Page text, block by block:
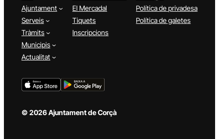
Ajuntament
Serveis
Tràmits
Municipis
Actualitat
El Mercadal
Tiquets
Inscripcions
Política de privadesa
Política de galetes
© 2026 Ajuntament de Corçà